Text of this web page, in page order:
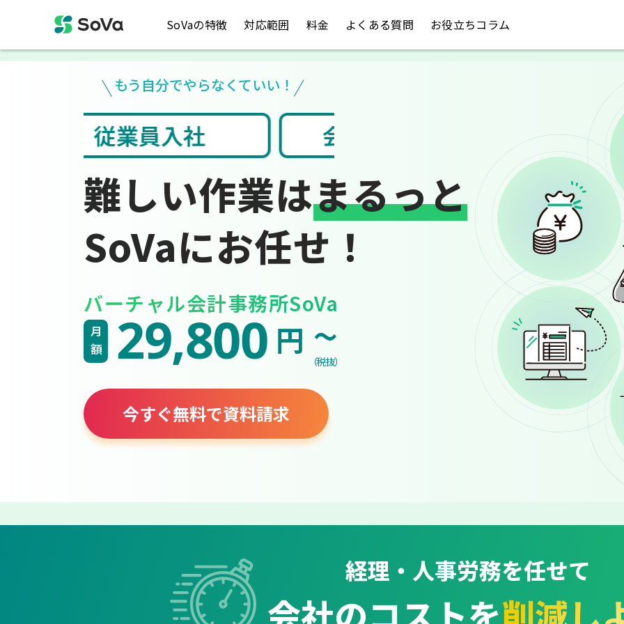
SoVaの特徴 対応範囲 料金 よくある質問 お役立ちコラム
もう自分でやらなくていい！
税金のお悩み 請求書や領収書
難しい作業はまるっと
SoVaにお任せ！
バーチャル会計事務所SoVa
月額 29,800 円 ~
（税抜）
今すぐ無料で資料請求
経理・人事労務を任せて
会社のコストを削減し